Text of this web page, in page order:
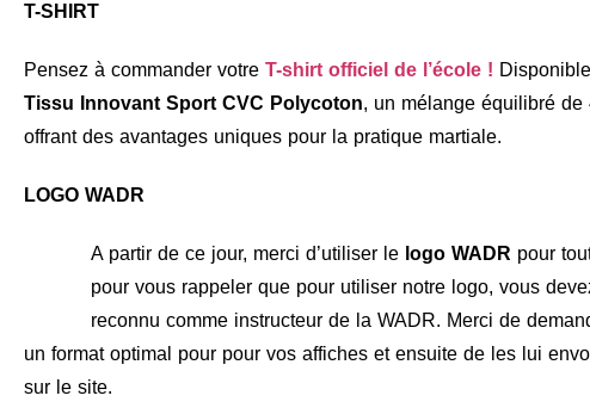
T-SHIRT
Pensez à commander votre T-shirt officiel de l’école !
Tissu Innovant Sport CVC Polycoton, un mélange équilibré de
offrant des avantages uniques pour la pratique martiale.
LOGO WADR
A partir de ce jour, merci d’utiliser le logo WADR pour
pour vous rappeler que pour utiliser notre logo, vous
reconnu comme instructeur de la WADR. Merci de
un format optimal pour pour vos affiches et ensuite de les lui
sur le site.